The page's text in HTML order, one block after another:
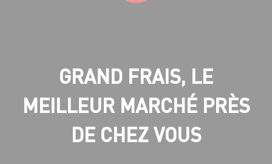
GRAND FRAIS, LE
MEILLEUR MARCHÉ PRÈS
DE CHEZ VOUS